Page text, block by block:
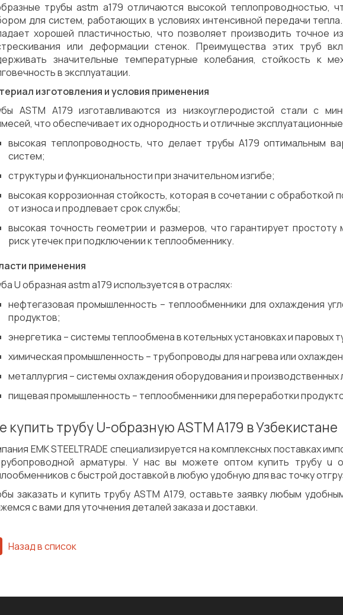
Сварка Механическая обработка Испытания/
трубы astm a179 отличаются высокой теплопроводностью,
для систем, работающих в условиях интенсивной передачи
хорошей пластичностью, что позволяет производить точное
или деформации стенок. Преимущества этих труб
значительные температурные колебания, стойкость к
в эксплуатации.
изготовления и условия применения
ASTM A179 изготавливаются из низкоуглеродистой стали с
что обеспечивает их однородность и отличные
высокая теплопроводность, что делает трубы A179 оптимальным
систем;
структуры и функциональности при значительном изгибе;
высокая коррозионная стойкость, которая в сочетании с обработкой
от износа и продлевает срок службы;
высокая точность геометрии и размеров, что гарантирует простоту
риск утечек при подключении к теплообменнику.
применения
U образная astm a179 используется в отраслях:
нефтегазовая промышленность – теплообменники для охлаждения
продуктов;
энергетика – системы теплообмена в котельных установках и паровых
химическая промышленность – трубопроводы для нагрева или
металлургия – системы охлаждения оборудования и производственных
пищевая промышленность – теплообменники для переработки
купить трубу U-образную ASTM A179 в Узбекистане
ЕМК STEELTRADE специализируется на комплексных поставках
арматуры. У нас вы можете оптом купить трубу u
с быстрой доставкой в любую удобную для вас точку
заказать и купить трубу ASTM A179, оставьте заявку любым
с вами для уточнения деталей заказа и доставки.
Назад в список